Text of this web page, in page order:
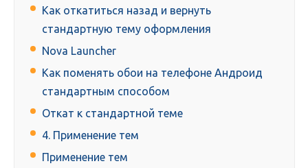
Как откатиться назад и вернуть
стандартную тему оформления
Nova Launcher
Как поменять обои на телефоне Андроид
стандартным способом
Откат к стандартной теме
4. Применение тем
Применение тем